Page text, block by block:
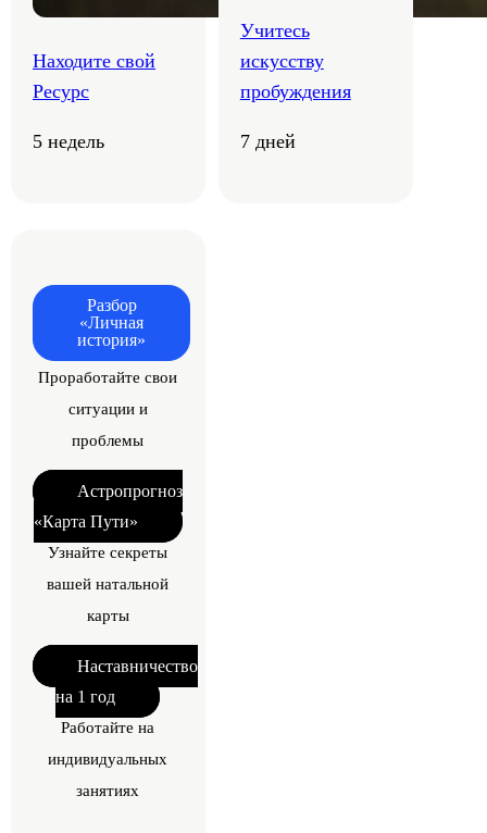
Находите свой
Ресурс
5 недель
Учитесь
искусству
пробуждения
7 дней
Разбор
«Личная
история»
Проработайте свои
ситуации и
проблемы
Астропрогноз
«Карта Пути»
Узнайте секреты
вашей натальной
карты
Наставничество
на 1 год
Работайте на
индивидуальных
занятиях